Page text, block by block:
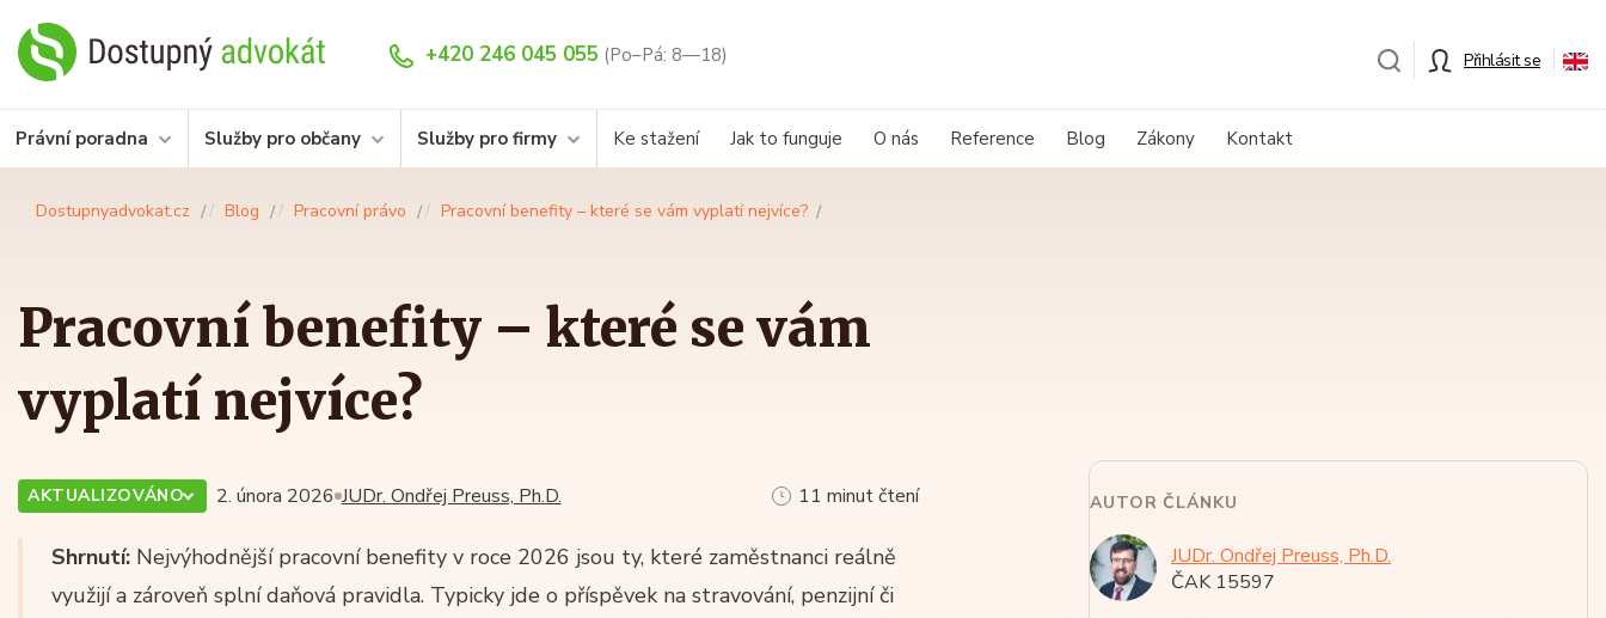
+420 246 045 055 (Po–Pá: 8—18) Přihlásit se
Právní poradna Služby pro občany Služby pro firmy Ke stažení Jak to funguje O nás Reference Blog Zákony Kontakt
Dostupnyadvokat.cz Blog Pracovní právo Pracovní benefity – které se vám vyplatí nejvíce?
Pracovní benefity – které se vám
vyplatí nejvíce?
JUDr. Ondřej Preuss, Ph.D.
AKTUALIZOVÁNO 2. února 2026 11 minut čtení
Shrnutí: Nejvýhodnější pracovní benefity v roce 2026 jsou ty, které zaměstnanci reálně
využijí a zároveň splní daňová pravidla. Typicky jde o příspěvek na stravování, penzijní či
AUTOR ČLÁNKU
JUDr. Ondřej Preuss, Ph.D.
ČAK 15597